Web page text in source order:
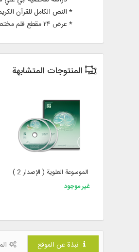
* النص الكامل للقرآن
* عرض ۲۴ مقطع فلم مختص بحياة الحكيم أبي علي سينا
المنتوجات المتشابهة
الموسوعة العلوية ( الإصدار 2 )
غير موجود
نبذة عن الموقع